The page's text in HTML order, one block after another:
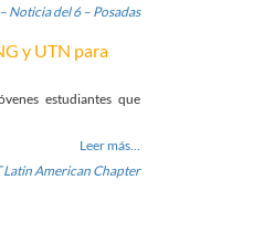
Noticia del 6 – Posadas
y UTN para
estudiantes que
Leer más…
American Chapter